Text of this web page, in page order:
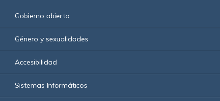
Gobierno abierto
Género y sexualidades
Accesibilidad
Sistemas Informáticos